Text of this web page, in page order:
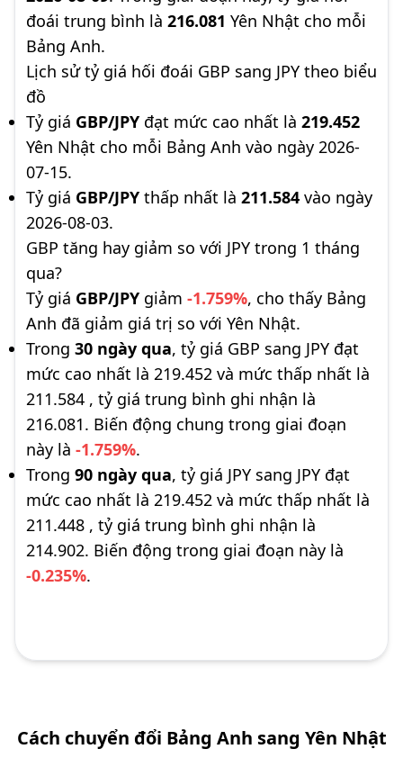
đoái trung bình là 216.081 Yên Nhật cho mỗi
Bảng Anh.
Lịch sử tỷ giá hối đoái GBP sang JPY theo biểu
đồ
Tỷ giá GBP/JPY đạt mức cao nhất là 219.452
Yên Nhật cho mỗi Bảng Anh vào ngày 2026-
07-15.
Tỷ giá GBP/JPY thấp nhất là 211.584 vào ngày
2026-08-03.
GBP tăng hay giảm so với JPY trong 1 tháng
qua?
Tỷ giá GBP/JPY giảm -1.759%, cho thấy Bảng
Anh đã giảm giá trị so với Yên Nhật.
Trong 30 ngày qua, tỷ giá GBP sang JPY đạt
mức cao nhất là 219.452 và mức thấp nhất là
211.584 , tỷ giá trung bình ghi nhận là
216.081. Biến động chung trong giai đoạn
này là -1.759%.
Trong 90 ngày qua, tỷ giá JPY sang JPY đạt
mức cao nhất là 219.452 và mức thấp nhất là
211.448 , tỷ giá trung bình ghi nhận là
214.902. Biến động trong giai đoạn này là
-0.235%.
Cách chuyển đổi Bảng Anh sang Yên Nhật